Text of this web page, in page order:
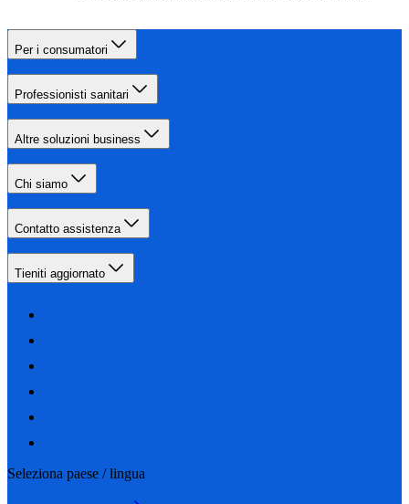
Per i consumatori
Professionisti sanitari
Altre soluzioni business
Chi siamo
Contatto assistenza
Tieniti aggiornato
Seleziona paese / lingua